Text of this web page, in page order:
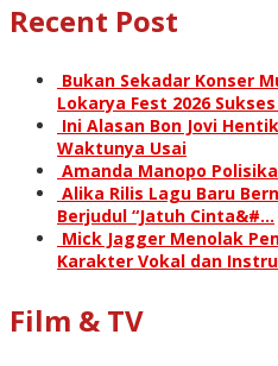
Recent Post
Bukan Sekadar Konser
Lokarya Fest 2026
Ini Alasan Bon Jovi
Waktunya Usai
Amanda Manopo
Alika Rilis Lagu Baru
Berjudul “Jatuh Cinta&#…
Mick Jagger Menolak
Karakter Vokal dan
Film & TV